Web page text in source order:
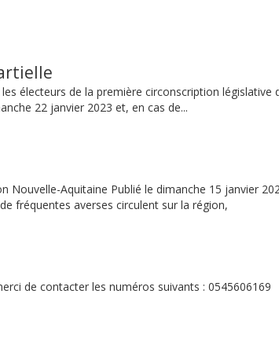
électeurs de la première circonscription législative
22 janvier 2023 et, en cas de...
Nouvelle-Aquitaine Publié le dimanche 15 janvier
fréquentes averses circulent sur la région,
de contacter les numéros suivants : 0545606169